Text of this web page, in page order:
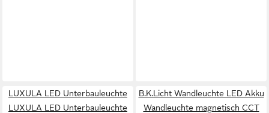
LUXULA LED Unterbauleuchte
LUXULA LED Unterbauleuchte
B.K.Licht Wandleuchte LED Akku
Wandleuchte magnetisch CCT